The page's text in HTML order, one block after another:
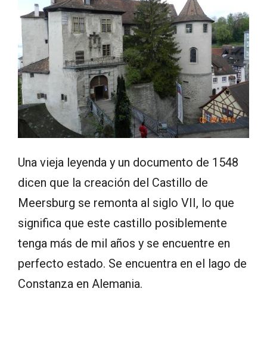
Una vieja leyenda y un documento de 1548
dicen que la creación del Castillo de
Meersburg se remonta al siglo VII, lo que
significa que este castillo posiblemente
tenga más de mil años y se encuentre en
perfecto estado. Se encuentra en el lago de
Constanza en Alemania.